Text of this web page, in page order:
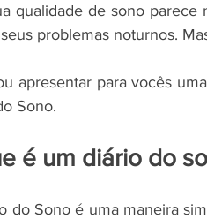
qualidade de sono parece
problemas noturnos.
apresentar para vocês
Sono.
é um diário do
do Sono é uma maneira